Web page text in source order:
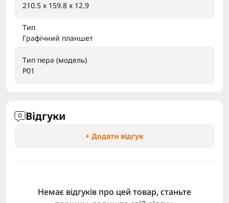
210.5 х 159.8 х 12.9
Тип
Графічний планшет
Тип пера (модель)
P01
Відгуки
+ Додати відгук
Немає відгуків про цей товар, станьте